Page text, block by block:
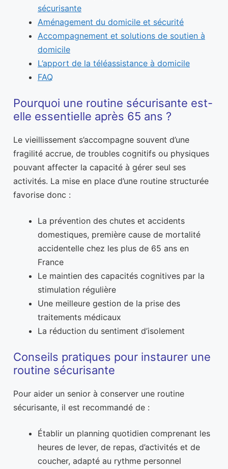
sécurisante
Aménagement du domicile et sécurité
Accompagnement et solutions de soutien à
domicile
L’apport de la téléassistance à domicile
FAQ
Pourquoi une routine sécurisante est-
elle essentielle après 65 ans ?
Le vieillissement s’accompagne souvent d’une
fragilité accrue, de troubles cognitifs ou physiques
pouvant affecter la capacité à gérer seul ses
activités. La mise en place d’une routine structurée
favorise donc :
La prévention des chutes et accidents
domestiques, première cause de mortalité
accidentelle chez les plus de 65 ans en
France
Le maintien des capacités cognitives par la
stimulation régulière
Une meilleure gestion de la prise des
traitements médicaux
La réduction du sentiment d’isolement
Conseils pratiques pour instaurer une
routine sécurisante
Pour aider un senior à conserver une routine
sécurisante, il est recommandé de :
Établir un planning quotidien comprenant les
heures de lever, de repas, d’activités et de
coucher, adapté au rythme personnel